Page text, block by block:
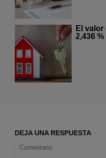
El valor
2,436
DEJA UNA RESPUESTA